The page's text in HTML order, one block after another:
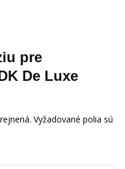
pre
De Luxe
Vyžadované polia sú